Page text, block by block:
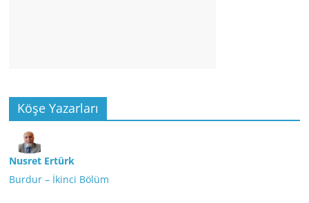
Köşe Yazarları
Nusret Ertürk
Burdur – İkinci Bölüm